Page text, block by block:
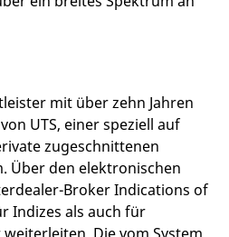
mit über zehn Jahren
UTS, einer speziell auf
zugeschnittenen
Über den elektronischen
Broker Indications of
Indizes als auch für